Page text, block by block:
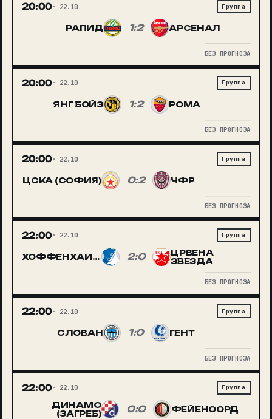
20:00 22.10 Группа
РАПИД 1:2 АРСЕНАЛ
БЕЗ ПРОГНОЗА
20:00 22.10 Группа
ЯНГ БОЙЗ 1:2 РОМА
БЕЗ ПРОГНОЗА
20:00 22.10 Группа
ЦСКА (СОФИЯ) 0:2 ЧФР
БЕЗ ПРОГНОЗА
22:00 22.10 Группа
ХОФФЕНХАЙМ 2:0
ЦРВЕНА
ЗВЕЗДА
БЕЗ ПРОГНОЗА
22:00 22.10 Группа
СЛОВАН 1:0 ГЕНТ
БЕЗ ПРОГНОЗА
22:00 22.10 Группа
ДИНАМО
(ЗАГРЕБ)
0:0 ФЕЙЕНООРД